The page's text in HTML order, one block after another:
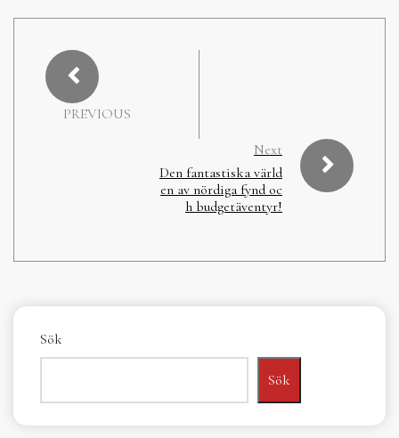
PREVIOUS
Next
Den fantastiska värld
en av nördiga fynd oc
h budgetäventyr!
Sök
Sök